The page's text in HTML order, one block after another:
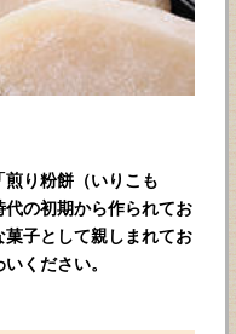
り粉餅（いりこも
の初期から作られてお
菓子として親しまれてお
ください。